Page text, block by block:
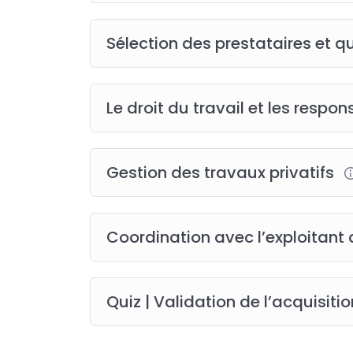
– La qualification OPQIBI pour les BET
– Les qualifications d’entreprise RGE,
– Assurances et garanties.
– RC, décennale et dommage ouvrage.
– Assurance chantier.
– Le travail illégal.
– Les conditions de travail (sécurité,
10 – Coordination avec l’exploitant du
– La continuité de service, travaux en
Sélection des prestataires et
Le droit du travail et les
Gestion des travaux privatifs
Coordination avec l’exploitant
Quiz | Validation de